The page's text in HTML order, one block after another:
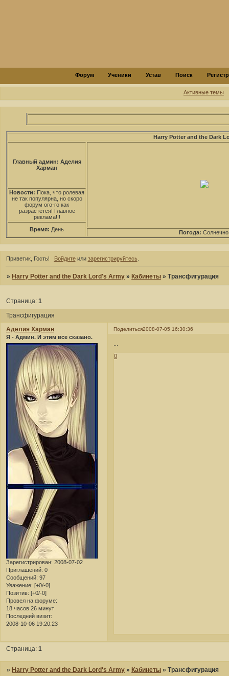
Форум Ученики Устав Поиск
Активные темы
Harry Potter and the Dark
Главный админ: Аделия
Харман
Новости: Пока, что ролевая
не так популярна, но скоро
форум ого-го как
разрастется! Главное
реклама!!!
Время: День Погода:
Приветик, Гость! Войдитеили зарегистрируйтесь.
»Harry Potter and the Dark Lord's Army »Кабинеты »Трансфигурация
Трансфигурация
Страница:1
Поделиться2008-07-05 16:30:36
Аделия Харман
Я - Админ. И этим все сказано.
Зарегистрирован: 2008-07-02
Приглашений: 0
Сообщений: 97
Уважение: [+0/-0]
Позитив: [+0/-0]
Провел на форуме:
18 часов 26 минут
Последний визит:
2008-10-06 19:20:23
0
Страница:1
» Harry Potter and the Dark Lord's Army » Кабинеты »Трансфигурация